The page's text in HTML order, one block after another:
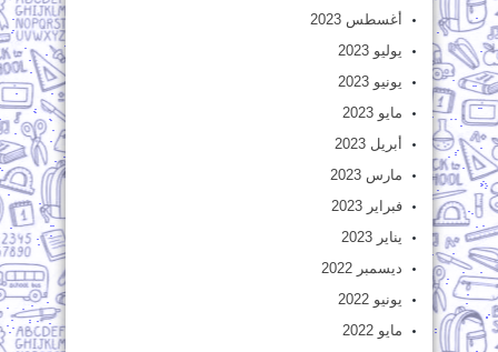
أغسطس 2023
يوليو 2023
يونيو 2023
مايو 2023
أبريل 2023
مارس 2023
فبراير 2023
يناير 2023
ديسمبر 2022
يونيو 2022
مايو 2022